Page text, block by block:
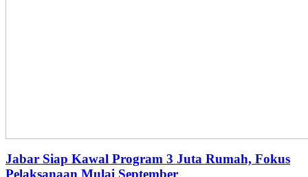
Jabar Siap Kawal Program 3 Juta Rumah, Fokus